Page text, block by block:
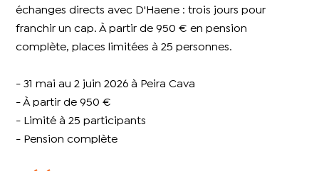
échanges directs avec D'Haene : trois jours pour
franchir un cap. À partir de 950 € en pension
complète, places limitées à 25 personnes.
- 31 mai au 2 juin 2026 à Peira Cava
- À partir de 950 €
- Limité à 25 participants
- Pension complète